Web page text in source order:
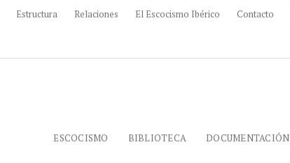
Estructura Relaciones El Escocismo Ibérico Contacto
ESCOCISMO BIBLIOTECA DOCUMENTACIÓN